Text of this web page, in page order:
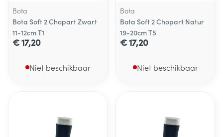
Bota
Bota Soft 2 Chopart Zwart
11-12cm T1
€ 17,20
Niet beschikbaar
Bota
Bota Soft 2 Chopart Natur
19-20cm T5
€ 17,20
Niet beschikbaar